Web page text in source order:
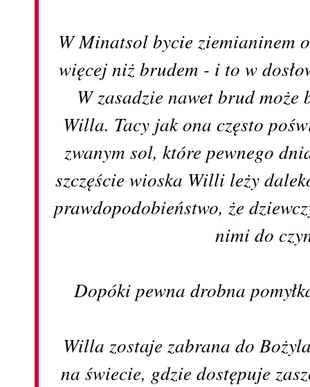
W Minatsol bycie ziemianinem
więcej niż brudem - i to w
W zasadzie nawet brud
Willa. Tacy jak ona często
zwanym sol, które pewnego
szczęście wioska Willi leży
prawdopodobieństwo, że
nimi do
Dopóki pewna drobna
Willa zostaje zabrana do
na świecie, gdzie dostępuje